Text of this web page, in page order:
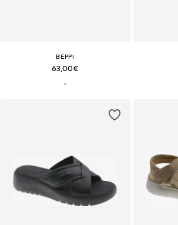
BEPPI
63,00€